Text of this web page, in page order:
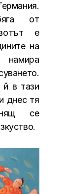
от
е
на
й в тази
днес тя
се